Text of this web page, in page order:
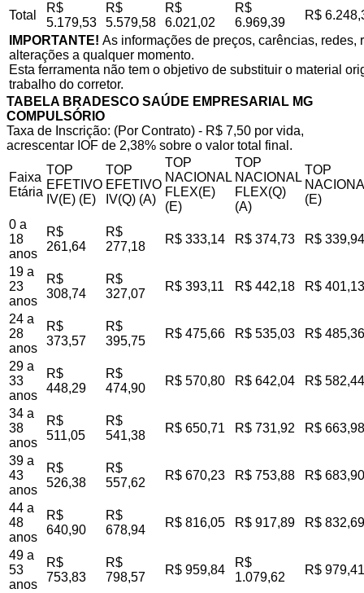
Total
R$
5.179,53
R$
5.579,58
R$
6.021,02
R$
6.969,39
R$
IMPORTANTE! As informações de preços, carências,
alterações a qualquer momento.
Esta ferramenta não tem o objetivo de substituir o material
trabalho do corretor.
TABELA BRADESCO SAÚDE EMPRESARIAL MG
COMPULSÓRIO
Taxa de Inscrição: (Por Contrato) - R$ 7,50 por vida,
acrescentar IOF de 2,38% sobre o valor total final.
Faixa
Etária
TOP
EFETIVO
IV(E) (E)
TOP
EFETIVO
IV(Q) (A)
TOP
NACIONAL
FLEX(E)
(E)
TOP
NACIONAL
FLEX(Q)
(A)
TOP
(E)
0 a
18
anos
R$
261,64
R$
277,18
R$ 333,14 R$ 374,73 R$ 339,94
19 a
23
anos
R$
308,74
R$
327,07
R$ 393,11 R$ 442,18 R$ 401,13
24 a
28
anos
R$
373,57
R$
395,75
R$ 475,66 R$ 535,03 R$ 485,36
29 a
33
anos
R$
448,29
R$
474,90
R$ 570,80 R$ 642,04 R$ 582,44
34 a
38
anos
R$
511,05
R$
541,38
R$ 650,71 R$ 731,92 R$ 663,98
39 a
43
anos
R$
526,38
R$
557,62
R$ 670,23 R$ 753,88 R$ 683,90
44 a
48
anos
R$
640,90
R$
678,94
R$ 816,05 R$ 917,89 R$ 832,69
49 a
53
anos
R$
753,83
R$
798,57
R$ 959,84
R$
1.079,62
R$ 979,41